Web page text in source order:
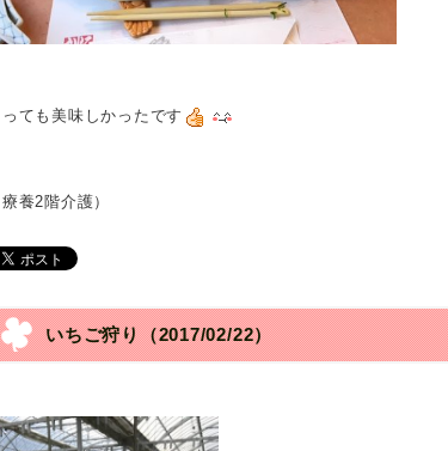
っても美味しかったです
療養2階介護）
いちご狩り（2017/02/22）